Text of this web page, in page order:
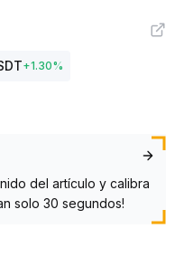
+1.30%
del artículo y calibra
solo 30 segundos!